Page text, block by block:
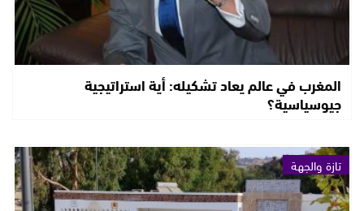
المغرب في عالم يعاد تشكيله: أية استراتيجية
جيوسياسية؟
تازة والجهة